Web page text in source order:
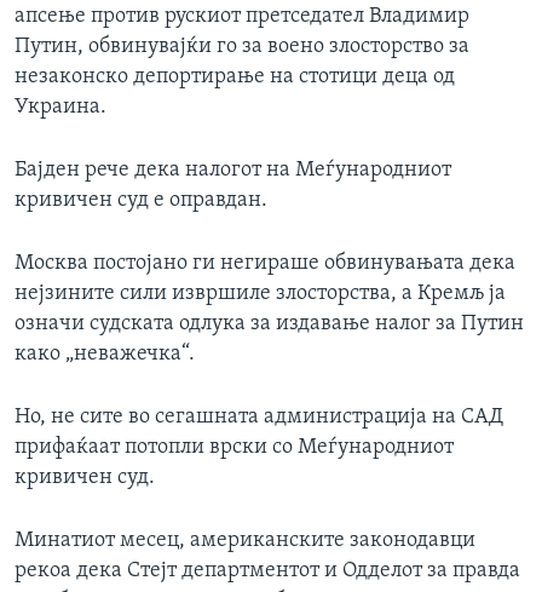
апсење против рускиот претседател Владимир
Путин, обвинувајќи го за воено злосторство за
незаконско депортирање на стотици деца од
Украина.
Бајден рече дека налогот на Меѓународниот
кривичен суд е оправдан.
Москва постојано ги негираше обвинувањата дека
нејзините сили извршиле злосторства, а Кремљ ја
означи судската одлука за издавање налог за Путин
како „неважечка“.
Но, не сите во сегашната администрација на САД
прифаќаат потопли врски со Меѓународниот
кривичен суд.
Минатиот месец, американските законодавци
рекоа дека Стејт департментот и Одделот за правда